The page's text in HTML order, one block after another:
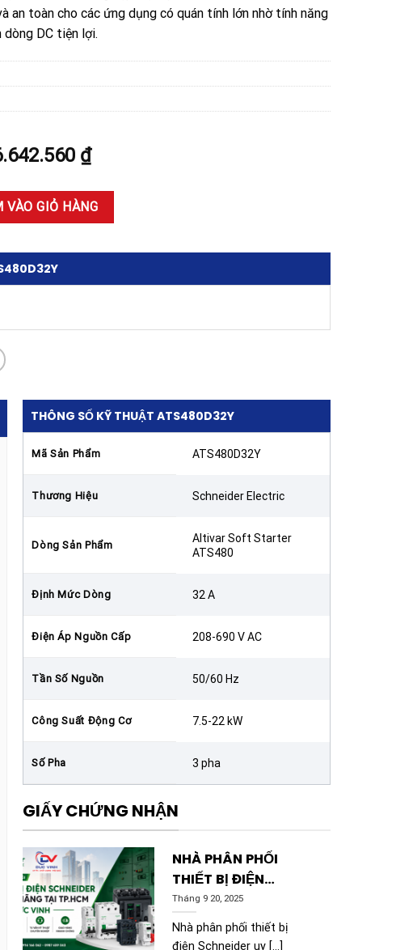
an toàn cho các ứng dụng có quán tính lớn nhờ tính năng
dòng DC tiện lợi.
₫.
₫Giá
tại
là:
32A 208-690V số lượng
VÀO GIỎ HÀNG
THÔNG SỐ KỸ THUẬT ATS480D32Y
Mã Sản Phẩm ATS480D32Y
Thương Hiệu Schneider Electric
Dòng Sản Phẩm
Altivar Soft Starter
ATS480
Định Mức Dòng 32 A
Điện Áp Nguồn Cấp 208-690 V AC
Tần Số Nguồn 50/60 Hz
Công Suất Động Cơ 7.5-22 kW
Số Pha 3 pha
GIẤY CHỨNG NHẬN
NHÀ PHÂN PHỐI
THIẾT BỊ ĐIỆN
SCHNEIDER CHÍNH
HÃNG TẠI TP.HCM |
ĐỨC VINH
Tháng 9 20, 2025
Nhà phân phối thiết bị
điện Schneider uy [...]